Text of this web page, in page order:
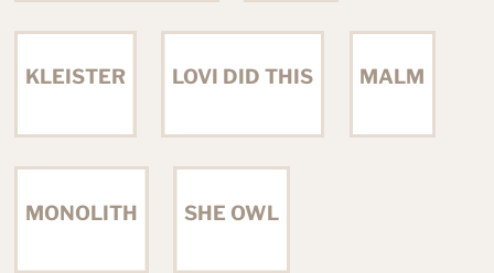
KLEISTER LOVI DID THIS MALM
MONOLITH SHE OWL